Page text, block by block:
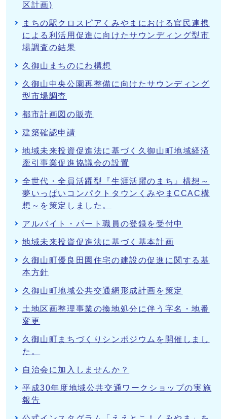
区計画)
まちの駅クロスピアくみやまにおける官民連携
による利活用促進に向けたサウンディング型市
場調査の結果
久御山まちのにわ構想
久御山中央公園再整備に向けたサウンディング
型市場調査
都市計画図の販売
建築確認申請
地域未来投資促進法に基づく久御山町地域経済
牽引事業促進協議会の設置
全世代・全員活躍型『生涯活躍のまち』構想～
夢いっぱいコンパクトタウンくみやまCCAC構
想～を策定しました。
アルバイト・パート職員の登録を受付中
地域未来投資促進法に基づく基本計画
久御山町優良田園住宅の建設の促進に関する基
本方針
久御山町地域公共交通網形成計画を策定
土地区画整理事業の換地処分に伴う字名・地番
変更
久御山町まちづくりシンポジウムを開催しまし
た。
自治会に加入しませんか？
平成30年度地域公共交通ワークショップの実施
報告